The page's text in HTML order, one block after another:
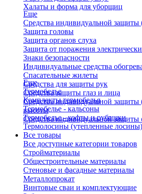
Халаты и форма для уборщиц
Еще
Средства индивидуальной
Защита головы
Защита органов слуха
Защита от поражения
Знаки безопасности
Индивидуальные средства
Спасательные жилеты
Средства для защиты рук
Средства защиты глаз и лица
Средства индивидуальной
высоты
Средства индивидуальной защиты
Еще
Термобелье
Комплекты термобелья
Термобелье - кальсоны
Термобелье - кофты и рубашки
Термолосины (утепленные лосины)
Все товары
Все доступные категории товаров
Стройматериалы
Общестроительные материалы
Стеновые и фасадные материалы
Металлопрокат
Винтовые сваи и комплектующие